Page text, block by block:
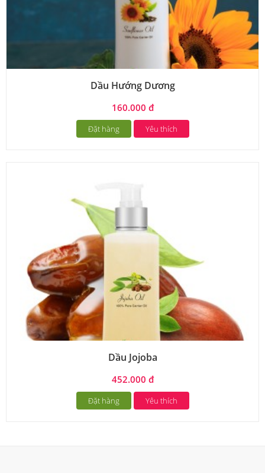
Dầu Hướng Dương
160.000 đ
Đặt hàng Yêu thích
Dầu Jojoba
452.000 đ
Đặt hàng Yêu thích